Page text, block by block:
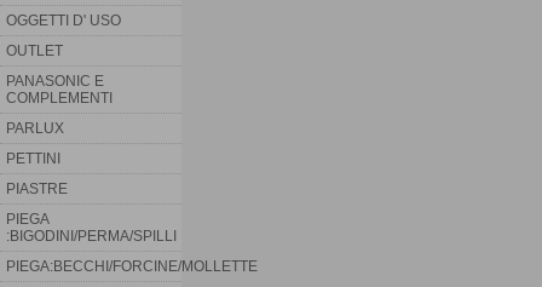
OGGETTI D' USO
OUTLET
PANASONIC E
COMPLEMENTI
PARLUX
PETTINI
PIASTRE
PIEGA
:BIGODINI/PERMA/SPILLI
PIEGA:BECCHI/FORCINE/MOLLETTE